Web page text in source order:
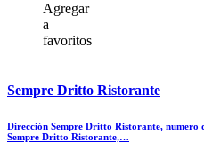
Agregar
a
favoritos
Sempre Dritto Ristorante
Dirección Sempre Dritto Ristorante, numero
Sempre Dritto Ristorante,…